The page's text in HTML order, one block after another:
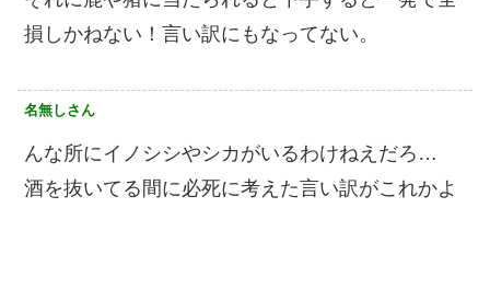
損しかねない！言い訳にもなってない。
名無しさん
んな所にイノシシやシカがいるわけねえだろ…
酒を抜いてる間に必死に考えた言い訳がこれかよ